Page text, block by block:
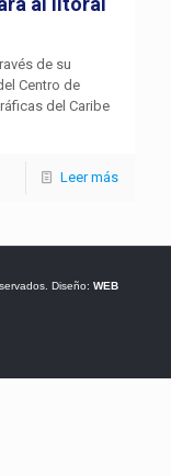
de su
Centro de
del Caribe
Leer más
Diseño: WEB